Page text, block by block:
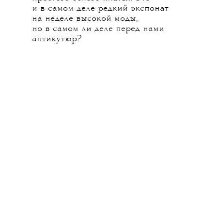
и в самом деле редкий экспонат
на неделе высокой моды,
но в самом ли деле перед нами
антикутюр?